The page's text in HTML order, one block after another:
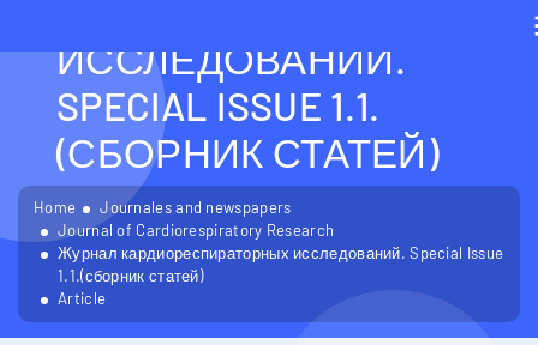
ИССЛЕДОВАНИЙ.
SPECIAL ISSUE 1.1.
(СБОРНИК СТАТЕЙ)
Home
Journales and newspapers
Journal of Cardiorespiratory Research
Журнал кардиореспираторных исследований. Special Issue
1.1.(сборник статей)
Article